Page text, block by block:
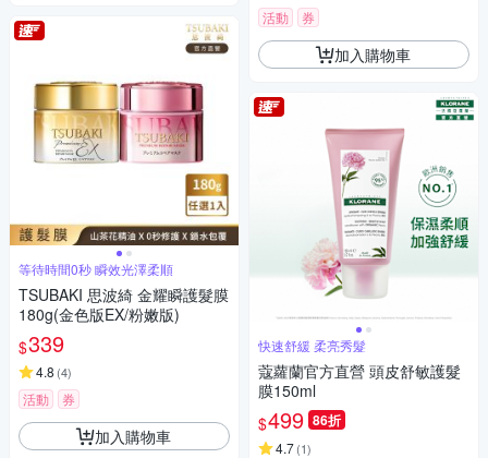
等待時間0秒 瞬效光澤柔順
TSUBAKI 思波綺 金耀瞬護髮膜
180g(金色版EX/粉嫩版)
$339
4.8 (4)
活動 券
加入購物車
活動 券
加入購物車
快速舒緩 柔亮秀髮
蔻蘿蘭官方直營 頭皮舒敏護髮
膜150ml
$499 86折
4.7(1)